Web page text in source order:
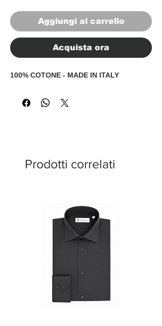
Aggiungi al carrello
Acquista ora
100% COTONE - MADE IN ITALY
Prodotti correlati